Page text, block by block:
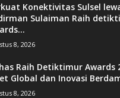
Konektivitas Sulsel
Sulaiman Raih
8, 2026
Raih Detiktimur Awards
Global dan Inovasi
8, 2026